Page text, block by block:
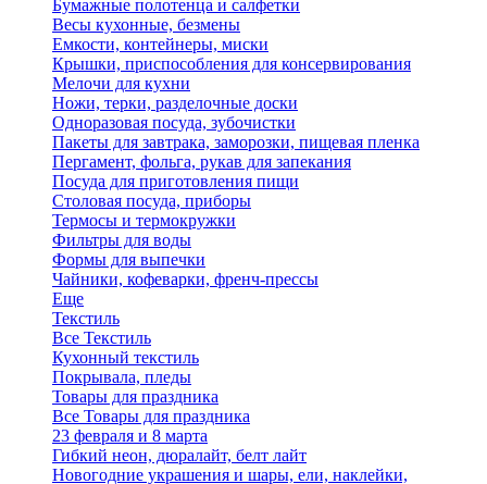
Бумажные полотенца и салфетки
Весы кухонные, безмены
Емкости, контейнеры, миски
Крышки, приспособления для консервирования
Мелочи для кухни
Ножи, терки, разделочные доски
Одноразовая посуда, зубочистки
Пакеты для завтрака, заморозки, пищевая пленка
Пергамент, фольга, рукав для запекания
Посуда для приготовления пищи
Столовая посуда, приборы
Термосы и термокружки
Фильтры для воды
Формы для выпечки
Чайники, кофеварки, френч-прессы
Еще
Текстиль
Все Текстиль
Кухонный текстиль
Покрывала, пледы
Товары для праздника
Все Товары для праздника
23 февраля и 8 марта
Гибкий неон, дюралайт, белт лайт
Новогодние украшения и шары, ели, наклейки,